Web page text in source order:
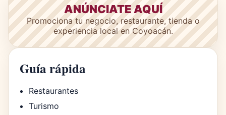
ANÚNCIATE AQUÍ
Promociona tu negocio, restaurante, tienda o
experiencia local en Coyoacán.
Guía rápida
Restaurantes
Turismo